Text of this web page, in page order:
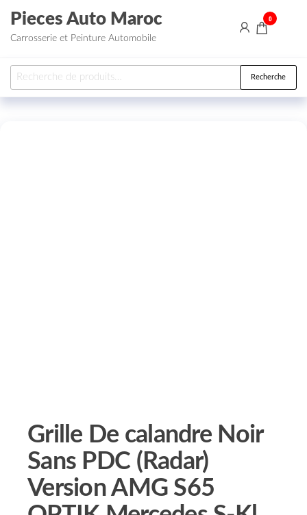
Aller au contenu
Pieces Auto Maroc
Carrosserie et Peinture Automobile
0
Recherche pour : Recherche
Grille De calandre Noir
Sans PDC (Radar)
Version AMG S65